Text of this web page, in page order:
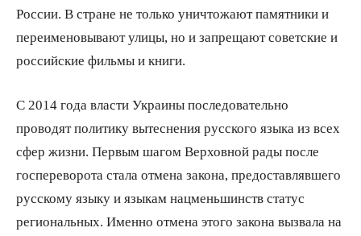
России. В стране не только уничтожают памятники и
переименовывают улицы, но и запрещают советские и
российские фильмы и книги.
С 2014 года власти Украины последовательно
проводят политику вытеснения русского языка из всех
сфер жизни. Первым шагом Верховной рады после
госпереворота стала отмена закона, предоставлявшего
русскому языку и языкам нацменьшинств статус
региональных. Именно отмена этого закона вызвала на